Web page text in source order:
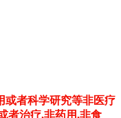
或者科学研究等非医疗
者治疗,非药用,非食